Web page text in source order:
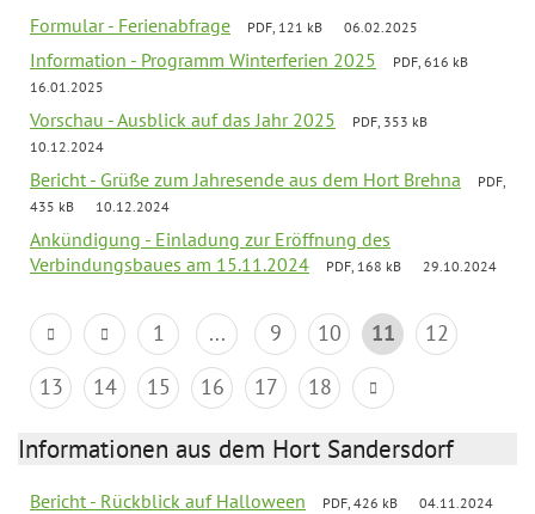
Formular - Ferienabfrage PDF, 121 kB 06.02.2025
Information - Programm Winterferien 2025
PDF, 616 kB
16.01.2025
Vorschau - Ausblick auf das Jahr 2025
PDF, 353 kB
10.12.2024
Bericht - Grüße zum Jahresende aus dem Hort Brehna
PDF,
435 kB
10.12.2024
Ankündigung - Einladung zur Eröffnung des
Verbindungsbaues am 15.11.2024
PDF, 168 kB 29.10.2024
1 ... 9 10 11
12
13
14 15 16 17 18
Informationen aus dem Hort Sandersdorf
Bericht - Rückblick auf Halloween PDF, 426 kB 04.11.2024